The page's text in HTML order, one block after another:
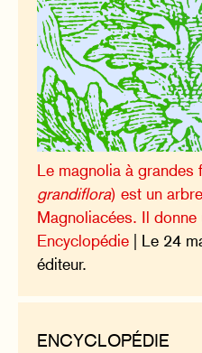
Le magnolia à grandes
grandiflora) est un
Magnoliacées. Il
Encyclopédie | Le 24
éditeur.
ENCYCLOPÉDIE